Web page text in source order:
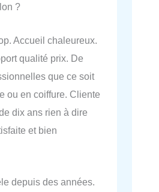
?
Accueil chaleureux.
qualité prix. De
que ce soit
ou en coiffure. Cliente
dix ans rien à dire
et bien
depuis des années.